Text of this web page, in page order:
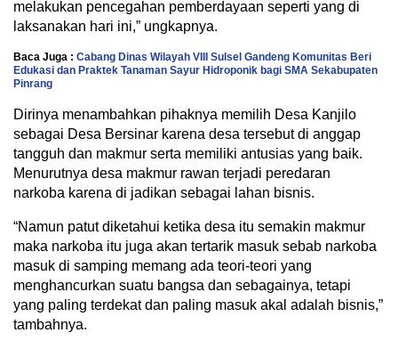
melakukan pencegahan pemberdayaan seperti yang di
laksanakan hari ini,” ungkapnya.
Baca Juga : Cabang Dinas Wilayah VIII Sulsel Gandeng Komunitas Beri
Edukasi dan Praktek Tanaman Sayur Hidroponik bagi SMA Sekabupaten
Pinrang
Dirinya menambahkan pihaknya memilih Desa Kanjilo
sebagai Desa Bersinar karena desa tersebut di anggap
tangguh dan makmur serta memiliki antusias yang baik.
Menurutnya desa makmur rawan terjadi peredaran
narkoba karena di jadikan sebagai lahan bisnis.
“Namun patut diketahui ketika desa itu semakin makmur
maka narkoba itu juga akan tertarik masuk sebab narkoba
masuk di samping memang ada teori-teori yang
menghancurkan suatu bangsa dan sebagainya, tetapi
yang paling terdekat dan paling masuk akal adalah bisnis,”
tambahnya.